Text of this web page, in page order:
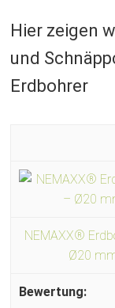
Hier zeigen
und
Erdbohrer
NEMAXX®
Ø20